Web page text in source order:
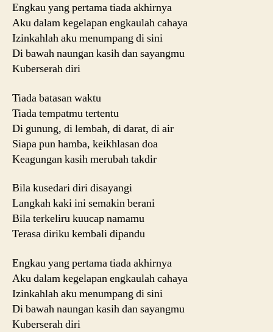
Engkau yang pertama tiada akhirnya
Aku dalam kegelapan engkaulah cahaya
Izinkahlah aku menumpang di sini
Di bawah naungan kasih dan sayangmu
Kuberserah diri
Tiada batasan waktu
Tiada tempatmu tertentu
Di gunung, di lembah, di darat, di air
Siapa pun hamba, keikhlasan doa
Keagungan kasih merubah takdir
Bila kusedari diri disayangi
Langkah kaki ini semakin berani
Bila terkeliru kuucap namamu
Terasa diriku kembali dipandu
Engkau yang pertama tiada akhirnya
Aku dalam kegelapan engkaulah cahaya
Izinkahlah aku menumpang di sini
Di bawah naungan kasih dan sayangmu
Kuberserah diri